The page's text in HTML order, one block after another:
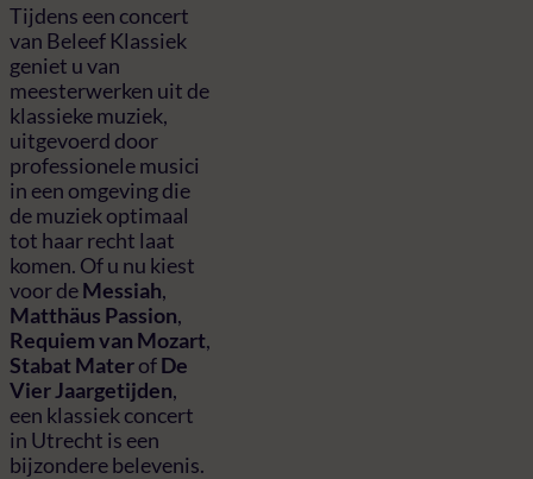
Tijdens een concert
van Beleef Klassiek
geniet u van
meesterwerken uit de
klassieke muziek,
uitgevoerd door
professionele musici
in een omgeving die
de muziek optimaal
tot haar recht laat
komen. Of u nu kiest
voor deMessiah,
Matthäus Passion,
Requiem van Mozart,
Stabat MaterofDe
Vier Jaargetijden,
een klassiek concert
in Utrecht is een
bijzondere belevenis.